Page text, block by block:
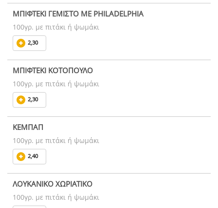
ΜΠΙΦΤΕΚΙ ΓΕΜΙΣΤΟ ΜΕ PHILADELPHIA
100γρ. με πιτάκι ή ψωμάκι
2,30
ΜΠΙΦΤΕΚΙ ΚΟΤΟΠΟΥΛΟ
100γρ. με πιτάκι ή ψωμάκι
2,30
ΚΕΜΠΑΠ
100γρ. με πιτάκι ή ψωμάκι
2,40
ΛΟΥΚΑΝΙΚΟ ΧΩΡΙΑΤΙΚΟ
100γρ. με πιτάκι ή ψωμάκι